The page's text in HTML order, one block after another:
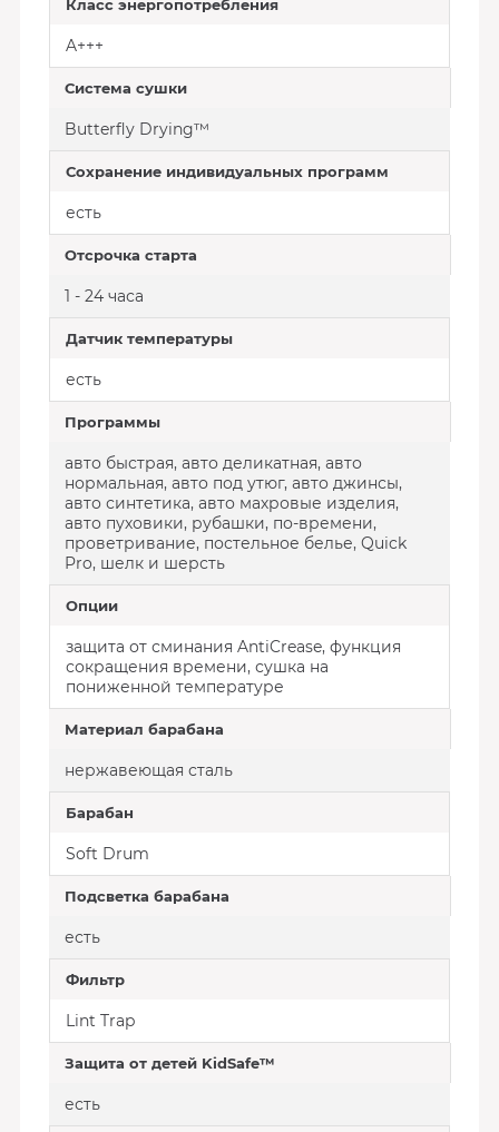
Класс энергопотребления
A+++
Система сушки
Butterfly Drying™
Сохранение индивидуальных программ
есть
Отсрочка старта
1 - 24 часа
Датчик температуры
есть
Программы
авто быстрая, авто деликатная, авто
нормальная, авто под утюг, авто джинсы,
авто синтетика, авто махровые изделия,
авто пуховики, рубашки, по-времени,
проветривание, постельное белье, Quick
Pro, шелк и шерсть
Опции
защита от сминания AntiCrease, функция
сокращения времени, сушка на
пониженной температуре
Материал барабана
нержавеющая сталь
Барабан
Soft Drum
Подсветка барабана
есть
Фильтр
Lint Trap
Защита от детей KidSafe™
есть